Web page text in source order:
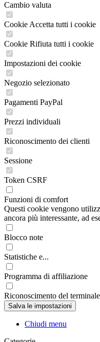
Cambio valuta
Cookie Accetta tutti i cookie
Cookie Rifiuta tutti i cookie
Impostazioni dei cookie
Negozio selezionato
Pagamenti PayPal
Prezzi individuali
Riconoscimento dei clienti
Sessione
Token CSRF
Funzioni di comfort
Questi cookie vengono
ancora più interessante, ad
Blocco note
Statistiche e...
Programma di affiliazione
Riconoscimento del terminale
Chiudi menu